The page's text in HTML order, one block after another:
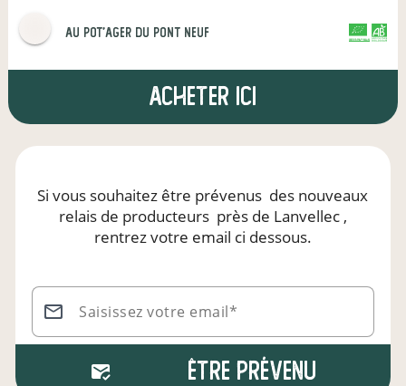
Au Pot'ager Du Pont Neuf
Acheter ici
Si vous souhaitez être prévenus des nouveaux
relais de producteurs près de Lanvellec,
rentrez votre email ci dessous.
Saisissez votre email*
Être prévenu